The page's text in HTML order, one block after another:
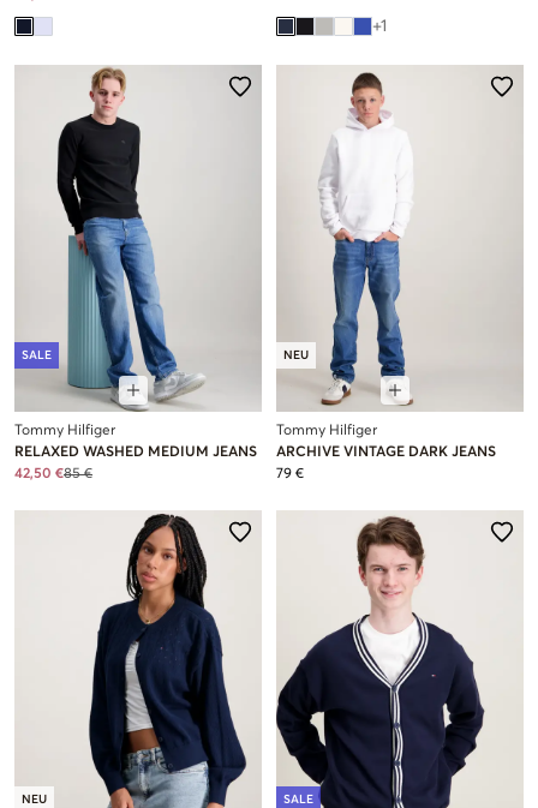
+1
SALE
Tommy Hilfiger
RELAXED WASHED MEDIUM JEANS
42,50 €85 €
NEU
Tommy Hilfiger
ARCHIVE VINTAGE DARK JEANS
79 €
NEU SALE